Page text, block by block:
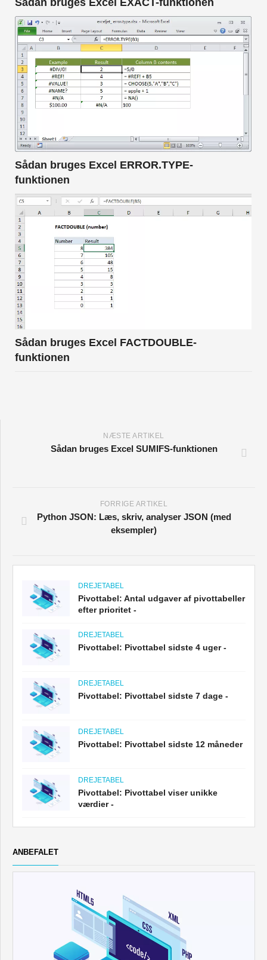
Sådan bruges Excel EXACT-funktionen
Sådan bruges Excel ERROR.TYPE-
funktionen
Sådan bruges Excel FACTDOUBLE-
funktionen
NÆSTE ARTIKEL
Sådan bruges Excel SUMIFS-funktionen
FORRIGE ARTIKEL
Python JSON: Læs, skriv, analyser JSON (med
eksempler)
DREJETABEL
Pivottabel: Antal udgaver af pivottabeller
efter prioritet -
DREJETABEL
Pivottabel: Pivottabel sidste 4 uger -
DREJETABEL
Pivottabel: Pivottabel sidste 7 dage -
DREJETABEL
Pivottabel: Pivottabel sidste 12 måneder
DREJETABEL
Pivottabel: Pivottabel viser unikke
værdier -
ANBEFALET